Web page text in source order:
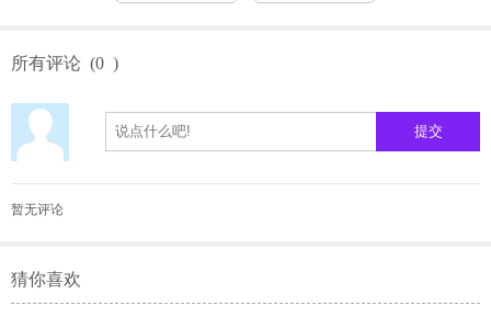
所有评论 (0 )
暂无评论
猜你喜欢